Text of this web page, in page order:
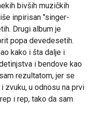
bivših muzičkih
inpirisan "singer-
Drugi album je
popa devedesetih.
kako i šta dalje i
i bendove kao
rezultatom, jer se
zvuku, u odnosu na prvi
i rep, tako da sam